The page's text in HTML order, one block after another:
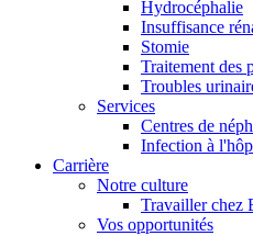
Catalogue de produits
En dialogue avec B. Braun.
Hydrocéphalie
Insuffisance
Stomie
Traitement des
Troubles
Services
Centres de
Infection à
Carrière
Notre culture
Travailler chez
Vos opportunités